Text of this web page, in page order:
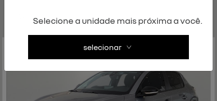
Você também pode gostar de:
Selecione a unidade mais próxima a você.
selecionar